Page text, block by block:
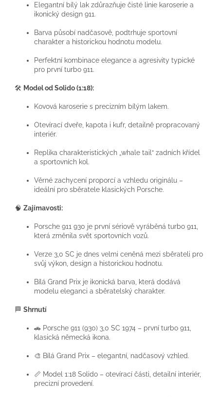
Elegantní bílý lak zdůrazňuje čisté linie karoserie a
ikonický design 911.
Barva působí nadčasově, podtrhuje sportovní
charakter a historickou hodnotu modelu.
Perfektní kombinace elegance a agresivity typické
pro první turbo 911.
🛠️ Model od Solido (1:18):
Kovová karoserie s precizním bílým lakem.
Otevírací dveře, kapota i kufr, detailně propracovaný
interiér.
Replika charakteristických „whale tail“ zadních křídel
a sportovních kol.
Věrné zachycení proporcí a vzhledu originálu –
ideální pro sběratele klasických Porsche.
🧠 Zajímavosti:
Porsche 911 930 je první sériově vyráběná turbo 911,
která změnila svět sportovních vozů.
Verze 3,0 SC je dnes velmi ceněná mezi sběrateli pro
svůj výkon, design a historickou hodnotu.
Bílá Grand Prix je ikonická barva, která dodává
modelu eleganci a sběratelský charakter.
🏁 Shrnutí
🚗 Porsche 911 (930) 3,0 SC 1974 – první turbo 911,
klasická německá ikona.
🎨 Bílá Grand Prix – elegantní, nadčasový vzhled.
📏 Model 1:18 Solido – otevírací části, detailní interiér,
precizní provedení.